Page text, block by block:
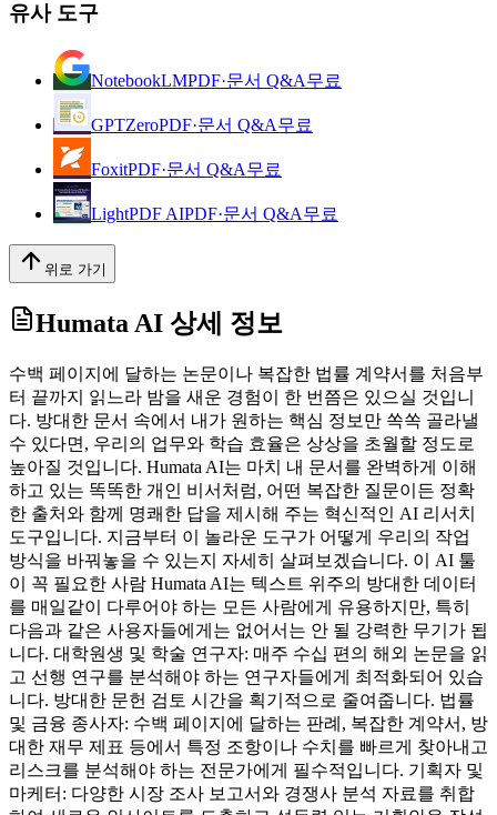
유사 도구
NotebookLMPDF·문서 Q&A무료
GPTZeroPDF·문서 Q&A무료
FoxitPDF·문서 Q&A무료
LightPDF AIPDF·문서 Q&A무료
위로 가기
Humata AI 상세 정보
수백 페이지에 달하는 논문이나 복잡한 법률 계약서를 처음부
터 끝까지 읽느라 밤을 새운 경험이 한 번쯤은 있으실 것입니
다. 방대한 문서 속에서 내가 원하는 핵심 정보만 쏙쏙 골라낼
수 있다면, 우리의 업무와 학습 효율은 상상을 초월할 정도로
높아질 것입니다. Humata AI는 마치 내 문서를 완벽하게 이해
하고 있는 똑똑한 개인 비서처럼, 어떤 복잡한 질문이든 정확
한 출처와 함께 명쾌한 답을 제시해 주는 혁신적인 AI 리서치
도구입니다. 지금부터 이 놀라운 도구가 어떻게 우리의 작업
방식을 바꿔놓을 수 있는지 자세히 살펴보겠습니다. 이 AI 툴
이 꼭 필요한 사람 Humata AI는 텍스트 위주의 방대한 데이터
를 매일같이 다루어야 하는 모든 사람에게 유용하지만, 특히
다음과 같은 사용자들에게는 없어서는 안 될 강력한 무기가 됩
니다. 대학원생 및 학술 연구자: 매주 수십 편의 해외 논문을 읽
고 선행 연구를 분석해야 하는 연구자들에게 최적화되어 있습
니다. 방대한 문헌 검토 시간을 획기적으로 줄여줍니다. 법률
및 금융 종사자: 수백 페이지에 달하는 판례, 복잡한 계약서, 방
대한 재무 제표 등에서 특정 조항이나 수치를 빠르게 찾아내고
리스크를 분석해야 하는 전문가에게 필수적입니다. 기획자 및
마케터: 다양한 시장 조사 보고서와 경쟁사 분석 자료를 취합